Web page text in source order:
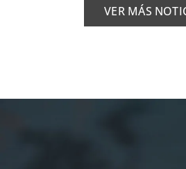
VER MÁS